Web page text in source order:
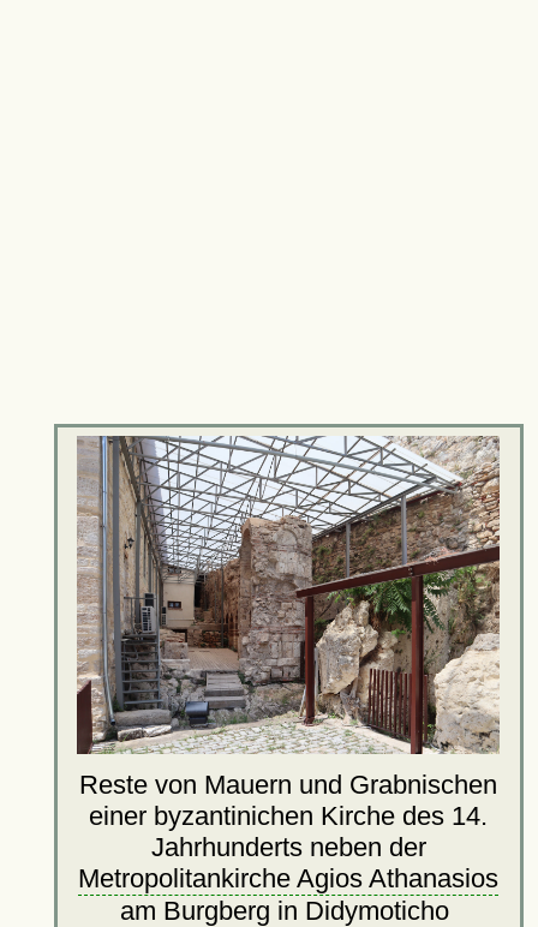
Reste von Mauern und Grabnischen
einer byzantinichen Kirche des 14.
Jahrhunderts neben der
Metropolitankirche Agios Athanasios
am Burgberg in Didymoticho